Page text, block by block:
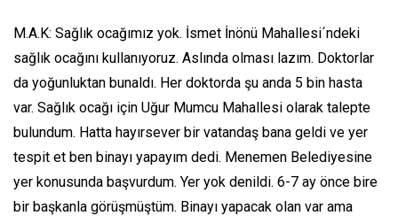
M.A.K: Sağlık ocağımız yok. İsmet İnönü Mahallesi´ndeki
sağlık ocağını kullanıyoruz. Aslında olması lazım. Doktorlar
da yoğunluktan bunaldı. Her doktorda şu anda 5 bin hasta
var. Sağlık ocağı için Uğur Mumcu Mahallesi olarak talepte
bulundum. Hatta hayırsever bir vatandaş bana geldi ve yer
tespit et ben binayı yapayım dedi. Menemen Belediyesine
yer konusunda başvurdum. Yer yok denildi. 6-7 ay önce bire
bir başkanla görüşmüştüm. Binayı yapacak olan var ama